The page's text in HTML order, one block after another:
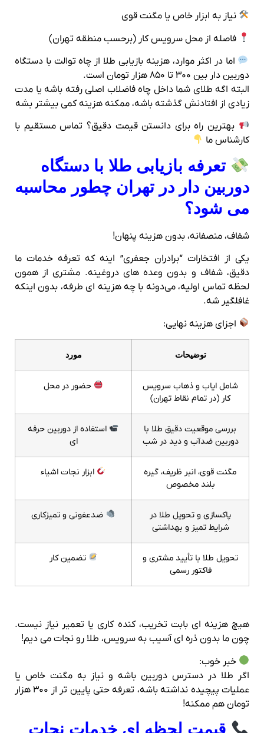
نیاز به ابزار خاص یا مگنت قوی
فاصله از محل سرویس‌ کار (برحسب منطقه تهران)
اما در اکثر موارد، هزینه بازیابی طلا از چاه توالت با دستگاه
دوربین‌ دار بین ۳۰۰ تا ۸۵۰ هزار تومان است.
البته اگه طلای شما داخل چاه فاضلاب اصلی رفته باشه یا مدت
زیادی از افتادنش گذشته باشه، ممکنه هزینه کمی بیشتر بشه
بهترین راه برای دانستن قیمت دقیق؟ تماس مستقیم با
کارشناس ما
تعرفه بازیابی طلا با دستگاه
دوربین‌ دار در تهران چطور محاسبه
می‌ شود؟
شفاف، منصفانه، بدون هزینه پنهان!
یکی از افتخارات “برادران جعفری” اینه که تعرفه خدمات ما
دقیق، شفاف و بدون وعده‌ های دروغینه. مشتری از همون
لحظه تماس اولیه، می‌دونه با چه هزینه‌ ای طرفه، بدون اینکه
غافلگیر شه.
اجزای هزینه نهایی:
توضیحات مورد
شامل ایاب‌ و ذهاب سرویس‌
کار (در تمام نقاط تهران)
حضور در محل
بررسی موقعیت دقیق طلا با
دوربین ضدآب و دید در شب
استفاده از دوربین حرفه‌
ای
مگنت قوی، انبر ظریف، گیره‌
بلند مخصوص
ابزار نجات اشیاء
پاکسازی و تحویل طلا در
شرایط تمیز و بهداشتی
ضدعفونی و تمیزکاری
تحویل طلا با تأیید مشتری و
فاکتور رسمی
تضمین کار
هیچ هزینه‌ ای بابت تخریب، کنده‌ کاری یا تعمیر نیاز نیست.
چون ما بدون ذره‌ ای آسیب به سرویس، طلا رو نجات می‌ دیم!
خبر خوب:
اگر طلا در دسترس دوربین باشه و نیاز به مگنت خاص یا
عملیات پیچیده نداشته باشه، تعرفه حتی پایین‌ تر از ۳۰۰ هزار
تومان هم ممکنه!
قیمت لحظه‌ ای خدمات نجات